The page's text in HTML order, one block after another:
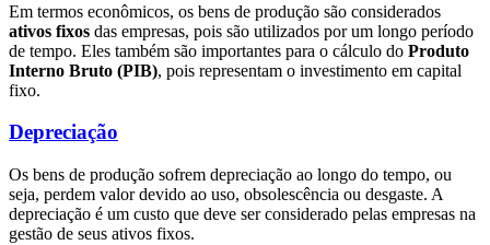
Em termos econômicos, os bens de produção são considerados
ativos fixos das empresas, pois são utilizados por um longo período
de tempo. Eles também são importantes para o cálculo do Produto
Interno Bruto (PIB), pois representam o investimento em capital
fixo.
Depreciação
Os bens de produção sofrem depreciação ao longo do tempo, ou
seja, perdem valor devido ao uso, obsolescência ou desgaste. A
depreciação é um custo que deve ser considerado pelas empresas na
gestão de seus ativos fixos.